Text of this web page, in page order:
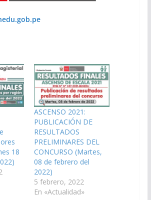
18
ASCENSO 2021:
PUBLICACIÓN DE
RESULTADOS
PRELIMINARES DEL
CONCURSO (Martes,
08 de febrero del
2022)
5 febrero, 2022
En «Actualidad»